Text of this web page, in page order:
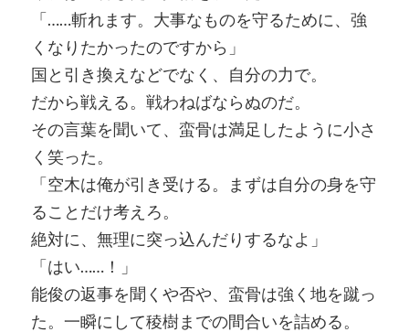
「……斬れます。大事なものを守るために、強
くなりたかったのですから」
国と引き換えなどでなく、自分の力で。
だから戦える。戦わねばならぬのだ。
その言葉を聞いて、蛮骨は満足したように小さ
く笑った。
「空木は俺が引き受ける。まずは自分の身を守
ることだけ考えろ。
絶対に、無理に突っ込んだりするなよ」
「はい……！」
能俊の返事を聞くや否や、蛮骨は強く地を蹴っ
た。一瞬にして稜樹までの間合いを詰める。